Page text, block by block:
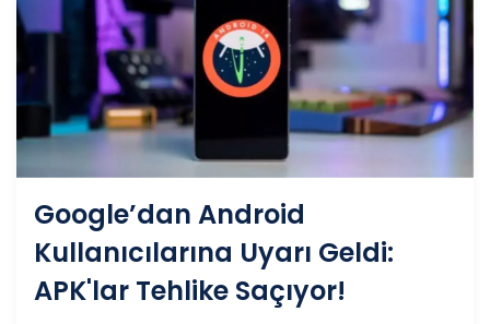
Google’dan Android
Kullanıcılarına Uyarı Geldi:
APK'lar Tehlike Saçıyor!